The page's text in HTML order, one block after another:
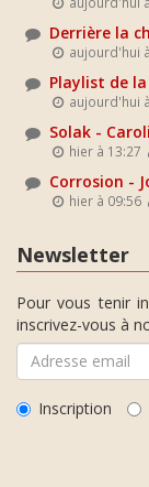
Derrière la
aujourd'hui
Playlist de
aujourd'hui
Solak -
hier à 13:27
Corrosion -
hier à 09:56
Newsletter
Pour vous tenir
inscrivez-vous à
Inscription